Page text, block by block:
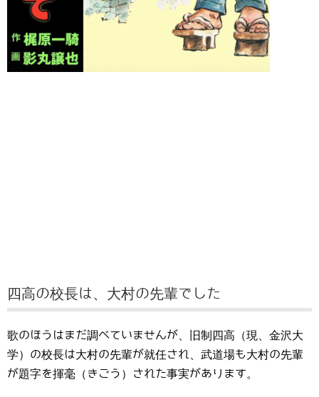
四高の校長は、大村の先輩でした
歌のほうはまだ調べていませんが、旧制四高（現、金沢大
学）の校長は大村の先輩が就任され、武道場も大村の先輩
が題字を揮毫（きごう）された事実があります。